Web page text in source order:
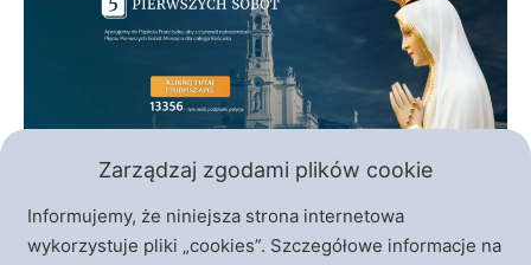
Zarządzaj zgodami plików cookie
Informujemy, że niniejsza strona internetowa
wykorzystuje pliki „cookies”. Szczegółowe informacje na